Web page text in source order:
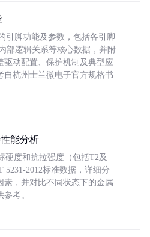
引脚功能及参数，包括各引脚
部逻辑关系等核心数据，并附
驱动配置、保护机制及典型应
自杭州士兰微电子官方规格书
能分析
硬度和抗拉强度（包括T2及
5231-2012标准数据，详细分
素，并对比不同状态下的金属
考。